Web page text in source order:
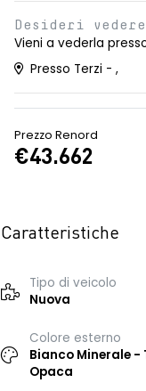
Desideri
Vieni a vederla
Presso Terzi - ,
Prezzo Renord
€43.662
Caratteristiche
Tipo di veicolo
Nuova
Colore esterno
Bianco Minerale -
Opaca